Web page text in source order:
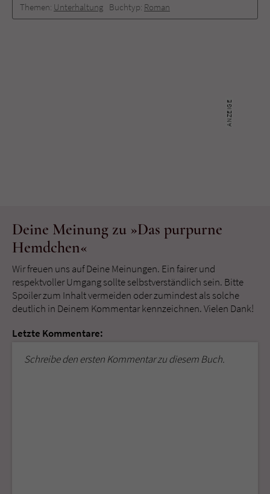
Themen: Unterhaltung Buchtyp: Roman
Deine Meinung zu »Das purpurne
Hemdchen«
Wir freuen uns auf Deine Meinungen. Ein fairer und
respektvoller Umgang sollte selbstverständlich sein. Bitte
Spoiler zum Inhalt vermeiden oder zumindest als solche
deutlich in Deinem Kommentar kennzeichnen. Vielen Dank!
Letzte Kommentare:
Schreibe den ersten Kommentar zu diesem Buch.